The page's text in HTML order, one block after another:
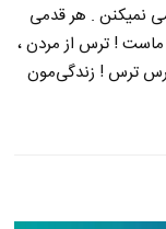
نمیکنن . هر قدمی
ماست ! ترس از مردن ،
ترس ! زندگی‌مون